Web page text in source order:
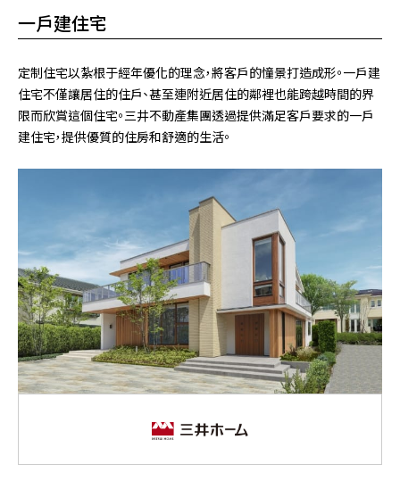
一戶建住宅
定制住宅以紮根于經年優化的理念，將客戶的憧景打造成形。一戶建
住宅不僅讓居住的住戶、甚至連附近居住的鄰裡也能跨越時間的界
限而欣賞這個住宅。三井不動產集團透過提供滿足客戶要求的一戶
建住宅，提供優質的住房和舒適的生活。